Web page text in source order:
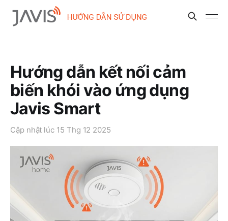
Hướng dẫn kết nối cảm
biến khói vào ứng dụng
Javis Smart
Cập nhật lúc 15 Thg 12 2025